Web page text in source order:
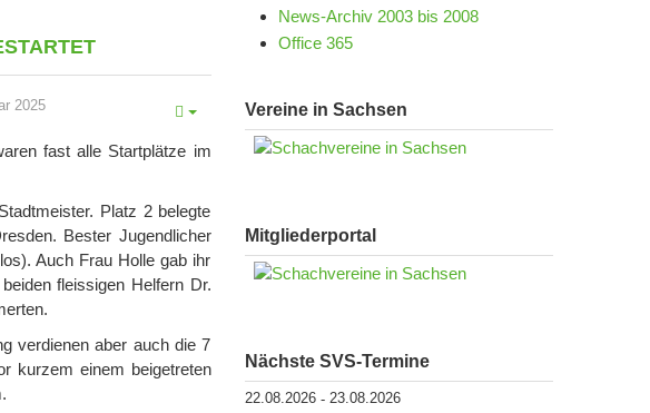
2025
fast alle Startplätze im
Platz 2 belegte
Bester Jugendlicher
Auch Frau Holle gab ihr
fleissigen Helfern Dr.
verdienen aber auch die 7
kurzem einem beigetreten
News-Archiv 2003 bis 2008
Office 365
Vereine in Sachsen
Mitgliederportal
Nächste SVS-Termine
22.08.2026- 23.08.2026